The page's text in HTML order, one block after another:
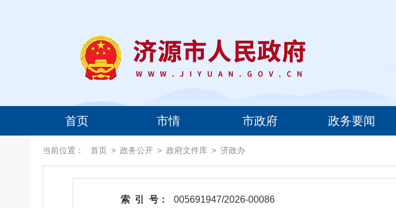
首页 市情 市政府 政务要闻
当前位置： 首页 > 政务公开 > 政府文件库 > 济政办
索 引 号： 005691947/2026-00086